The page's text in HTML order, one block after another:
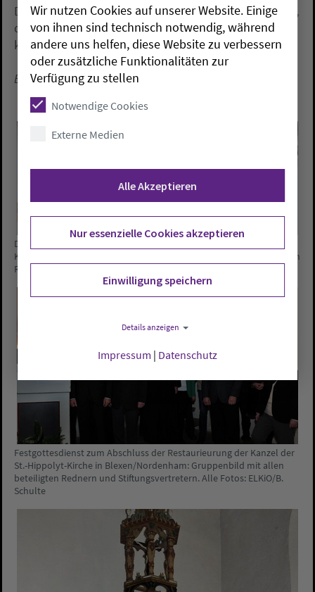
Denkmalschutz überreichen, in dem bescheinigt wird,
dass die Blexer Kanzel zu den bedeutendsten
kunsthistorischen Werken gehört.
Ein Beitrag von Beatrix Schulte.
Die Kanzel der St.-Hippolyt-Kirche in Blexen/Nordenham im
Kirchenkreis Wesermarsch erstrahlt nach ihrer rund sechsmonatigen
Renovierung in neuem Glanz. Alle Fotos: ELKiO/B. Schulte
Festgottesdienst zum Abschluss der Restaurieurung der Kanzel der
St.-Hippolyt-Kirche in Blexen/Nordenham: Gruppenbild mit allen
beteiligten Rednern und Stiftungsvertretern. Alle Fotos: ELKiO/B.
Schulte
Wir nutzen Cookies auf unserer Website. Einige
von ihnen sind technisch notwendig, während
andere uns helfen, diese Website zu verbessern
oder zusätzliche Funktionalitäten zur
Verfügung zu stellen
Notwendige Cookies
Externe Medien
Alle Akzeptieren
Nur essenzielle Cookies akzeptieren
Einwilligung speichern
Details anzeigen
Impressum | Datenschutz